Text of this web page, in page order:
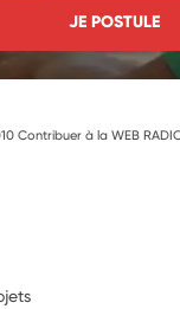
JE POSTULE
Contribuer à la WEB